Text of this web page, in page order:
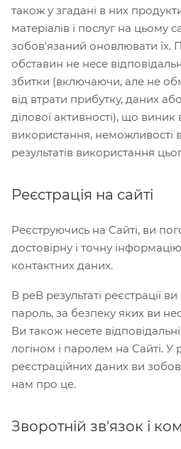
також у згадані в них
матеріалів і послуг на цьому
зобов'язаний оновлювати їх.
обставин не несе
збитки (включаючи, але не
від втрати прибутку, даних
ділової активності), що виник
використання, неможливості
результатів використання
Реєстрація на сайті
Реєструючись на Сайті, ви
достовірну і точну
контактних даних.
В реВ результаті реєстрації
пароль, за безпеку яких ви
Ви також несете
логіном і паролем на Сайті. У
реєстраційних даних ви
нам про це.
Зворотній зв'язок і